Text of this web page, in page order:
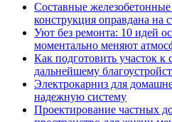
Составные
конструкция оправдана на
Уют без ремонта: 10 идей
моментально меняют
Как подготовить участок к
дальнейшему
Электрокарниз для
надежную систему
Проектирование частных